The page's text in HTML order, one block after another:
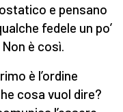
e pensano
fedele un po’
è così.
è l’ordine
cosa vuol dire?